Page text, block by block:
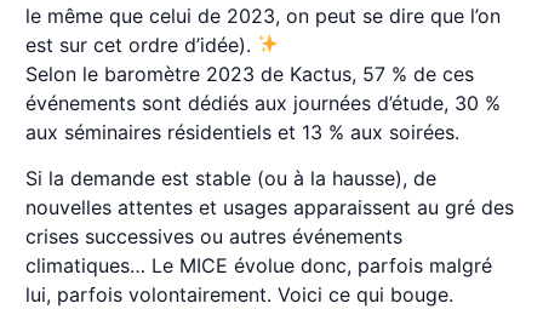
le même que celui de 2023, on peut se dire que l’on
est sur cet ordre d’idée).
Selon le baromètre 2023 de Kactus, 57 % de ces
événements sont dédiés aux journées d’étude, 30 %
aux séminaires résidentiels et 13 % aux soirées.
Si la demande est stable (ou à la hausse), de
nouvelles attentes et usages apparaissent au gré des
crises successives ou autres événements
climatiques… Le MICE évolue donc, parfois malgré
lui, parfois volontairement. Voici ce qui bouge.